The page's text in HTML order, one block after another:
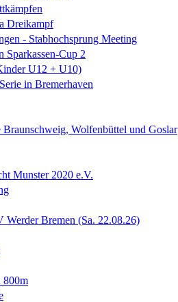
Dreikampf
- Stabhochsprung Meeting
Sparkassen-Cup 2
U12 + U10)
in Bremerhaven
Wolfenbüttel und Goslar
Munster 2020 e.V.
Werder Bremen (Sa. 22.08.26)
800m